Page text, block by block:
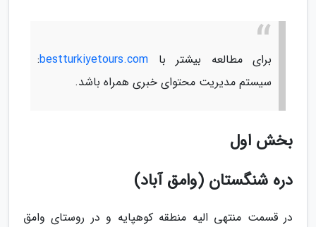
برای مطالعه بیشتر با bestturkiyetours.com
:
سیستم مدیریت محتوای خبری همراه باشد.
بخش اول
دره شنگستان (وامق آباد)
در قسمت منتهی الیه منطقه کوهپایه و در روستای وامق